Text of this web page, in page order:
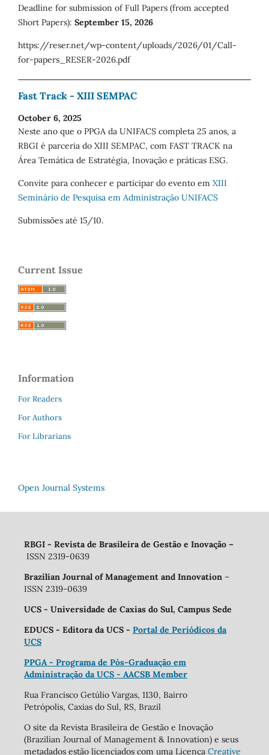
Deadline for submission of Full Papers (from accepted
Short Papers): September 15, 2026
https://reser.net/wp-content/uploads/2026/01/Call-
for-papers_RESER-2026.pdf
Fast Track - XIII SEMPAC
October 6, 2025
Neste ano que o PPGA da UNIFACS completa 25 anos, a
RBGI é parceria do XIII SEMPAC, com FAST TRACK na
Área Temática de Estratégia, Inovação e práticas ESG.
Convite para conhecer e participar do evento em XIII
Seminário de Pesquisa em Administração UNIFACS
Submissões até 15/10.
Current Issue
Information
For Readers
For Authors
For Librarians
Open Journal Systems
RBGI - Revista de Brasileira de Gestão e Inovação –
ISSN 2319-0639
Brazilian Journal of Management and Innovation –
ISSN 2319-0639
UCS - Universidade de Caxias do Sul, Campus Sede
EDUCS - Editora da UCS - Portal de Periódicos da
UCS
PPGA - Programa de Pós-Graduação em
Administração da UCS - AACSB Member
Rua Francisco Getúlio Vargas, 1130, Bairro
Petrópolis, Caxias do Sul, RS, Brazil
O site da Revista Brasileira de Gestão e Inovação
(Brazilian Journal of Management & Innovation) e seus
metadados estão licenciados com uma Licença Creative